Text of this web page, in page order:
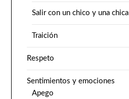
Salir con un chico y una chica
Traición
Respeto
Sentimientos y emociones
Apego